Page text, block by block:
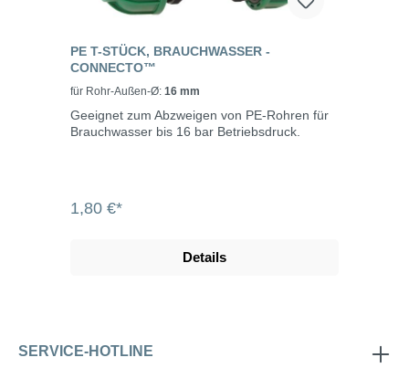
PE T-STÜCK, BRAUCHWASSER -
CONNECTO™
für Rohr-Außen-Ø: 16 mm
Geeignet zum Abzweigen von PE-Rohren für
Brauchwasser bis 16 bar Betriebsdruck.
1,80 €*
Details
SERVICE-HOTLINE